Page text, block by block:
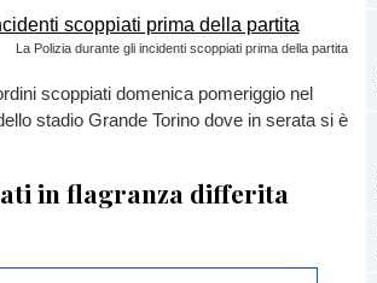
La Polizia durante gli incidenti scoppiati prima della partita
scoppiati domenica pomeriggio nel
stadio Grande Torino dove in serata si è
in flagranza differita